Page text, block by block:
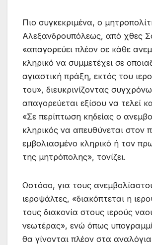
Πιο συγκεκριμένα, ο
Αλεξανδρουπόλεως, από χθες
«απαγορεύει πλέον σε κάθε
κληρικό να συμμετέχει σε
αγιαστική πράξη, εκτός του
του», διευκρινίζοντας
απαγορεύεται εξίσου να τελεί
«Σε περίπτωση κηδείας ο
κληρικός να απευθύνεται στον
εμβολιασμένο κληρικό ή τον
της μητρόπολης», τονίζει.
Ωστόσο, για τους
ιεροψάλτες, «διακόπτεται η
τους διακονία στους ιερούς
νεωτέρας», ενώ όπως
θα γίνονται πλέον στα